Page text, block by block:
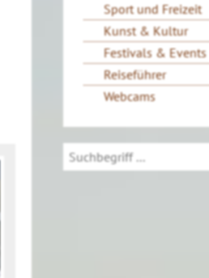
Sport und Freizeit
Kunst & Kultur
Festivals & Events
Reiseführer
Webcams